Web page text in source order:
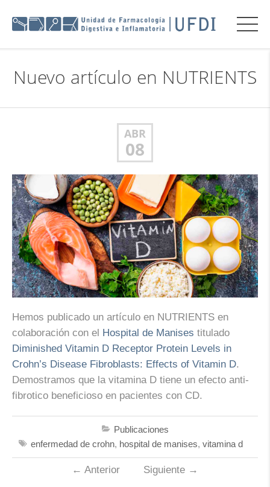
Nuevo artículo en NUTRIENTS
ABR
08
Hemos publicado un artículo en NUTRIENTS en
colaboración con el Hospital de Manises titulado
Diminished Vitamin D Receptor Protein Levels in
Crohn’s Disease Fibroblasts: Effects of Vitamin D.
Demostramos que la vitamina D tiene un efecto anti-
fibrotico beneficioso en pacientes con CD.
Publicaciones
enfermedad de crohn, hospital de manises, vitamina d
← Anterior Siguiente →